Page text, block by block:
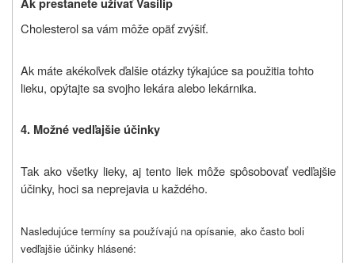
Ak prestanete užívať Vasilip
Cholesterol sa vám môže opäť zvýšiť.
Ak máte akékoľvek ďalšie otázky týkajúce sa použitia tohto
lieku, opýtajte sa svojho lekára alebo lekárnika.
4. Možné vedľajšie účinky
Tak ako všetky lieky, aj tento liek môže spôsobovať vedľajšie
účinky, hoci sa neprejavia u každého.
Nasledujúce termíny sa používajú na opísanie, ako často boli
vedľajšie účinky hlásené: